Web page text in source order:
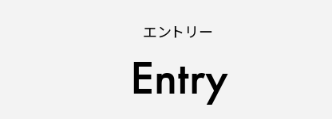
エントリー
Entry